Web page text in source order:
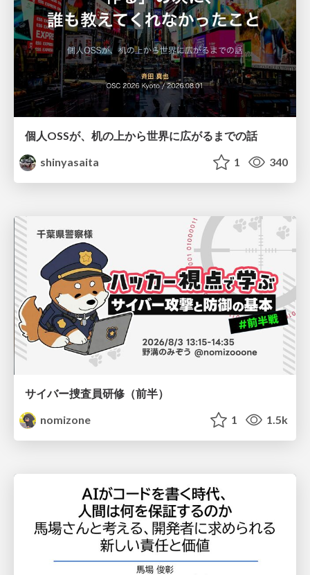
個人OSSが、机の上から世界に広がるまでの話
shinyasaita
1 340
サイバー捜査員研修（前半）
nomizone
1 1.5k